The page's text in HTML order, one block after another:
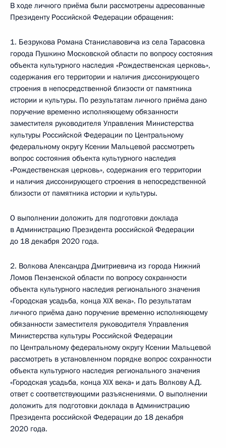
В ходе личного приёма были рассмотрены адресованные
Президенту Российской Федерации обращения:
1. Безрукова Романа Станиславовича из села Тарасовка
города Пушкино Московской области по вопросу состояния
объекта культурного наследия «Рождественская церковь»,
содержания его территории и наличия диссонирующего
строения в непосредственной близости от памятника
истории и культуры. По результатам личного приёма дано
поручение временно исполняющему обязанности
заместителя руководителя Управления Министерства
культуры Российской Федерации по Центральному
федеральному округу Ксении Мальцевой рассмотреть
вопрос состояния объекта культурного наследия
«Рождественская церковь», содержания его территории
и наличия диссонирующего строения в непосредственной
близости от памятника истории и культуры.
О выполнении доложить для подготовки доклада
в Администрацию Президента российской Федерации
до 18 декабря 2020 года.
2. Волкова Александра Дмитриевича из города Нижний
Ломов Пензенской области по вопросу сохранности
объекта культурного наследия регионального значения
«Городская усадьба, конца XIX века». По результатам
личного приёма дано поручение временно исполняющему
обязанности заместителя руководителя Управления
Министерства культуры Российской Федерации
по Центральному федеральному округу Ксении Мальцевой
рассмотреть в установленном порядке вопрос сохранности
объекта культурного наследия регионального значения
«Городская усадьба, конца XIX века» и дать Волкову А.Д.
ответ с соответствующими разъяснениями. О выполнении
доложить для подготовки доклада в Администрацию
Президента российской Федерации до 18 декабря
2020 года.